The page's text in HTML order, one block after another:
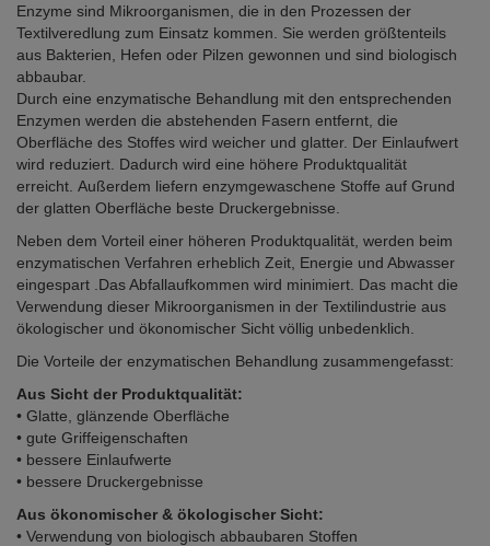
Enzyme sind Mikroorganismen, die in den Prozessen der
Textilveredlung zum Einsatz kommen. Sie werden größtenteils
aus Bakterien, Hefen oder Pilzen gewonnen und sind biologisch
abbaubar.
Durch eine enzymatische Behandlung mit den entsprechenden
Enzymen werden die abstehenden Fasern entfernt, die
Oberfläche des Stoffes wird weicher und glatter. Der Einlaufwert
wird reduziert. Dadurch wird eine höhere Produktqualität
erreicht. Außerdem liefern enzymgewaschene Stoffe auf Grund
der glatten Oberfläche beste Druckergebnisse.
Neben dem Vorteil einer höheren Produktqualität, werden beim
enzymatischen Verfahren erheblich Zeit, Energie und Abwasser
eingespart .Das Abfallaufkommen wird minimiert. Das macht die
Verwendung dieser Mikroorganismen in der Textilindustrie aus
ökologischer und ökonomischer Sicht völlig unbedenklich.
Die Vorteile der enzymatischen Behandlung zusammengefasst:
Aus Sicht der Produktqualität:
• Glatte, glänzende Oberfläche
• gute Griffeigenschaften
• bessere Einlaufwerte
• bessere Druckergebnisse
Aus ökonomischer & ökologischer Sicht:
• Verwendung von biologisch abbaubaren Stoffen